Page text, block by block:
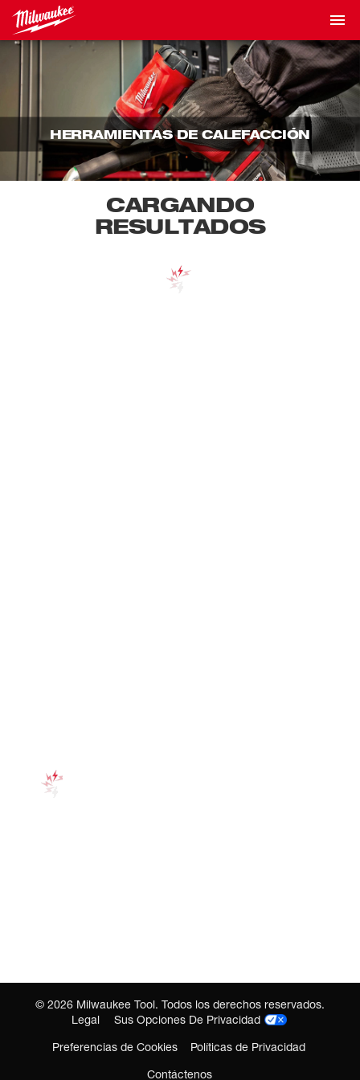
HERRAMIENTAS DE CALEFACCIÓN
CARGANDO
RESULTADOS
© 2026 Milwaukee Tool. Todos los derechos reservados.
Legal
Sus Opciones De Privacidad
Preferencias de Cookies
Políticas de Privacidad
Contáctenos